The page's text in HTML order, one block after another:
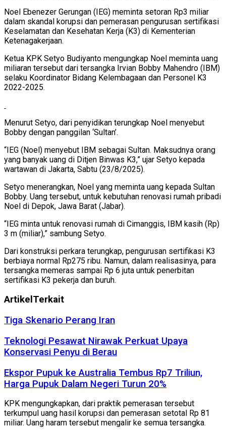
Noel Ebenezer Gerungan (IEG) meminta setoran Rp3 miliar
dalam skandal korupsi dan pemerasan pengurusan sertifikasi
Keselamatan dan Kesehatan Kerja (K3) di Kementerian
Ketenagakerjaan.
Ketua KPK Setyo Budiyanto mengungkap Noel meminta uang
miliaran tersebut dari tersangka Irvian Bobby Mahendro (IBM)
selaku Koordinator Bidang Kelembagaan dan Personel K3
2022-2025.
Menurut Setyo, dari penyidikan terungkap Noel menyebut
Bobby dengan panggilan ‘Sultan’.
“IEG (Noel) menyebut IBM sebagai Sultan. Maksudnya orang
yang banyak uang di Ditjen Binwas K3,” ujar Setyo kepada
wartawan di Jakarta, Sabtu (23/8/2025).
Setyo menerangkan, Noel yang meminta uang kepada Sultan
Bobby. Uang tersebut, untuk kebutuhan renovasi rumah pribadi
Noel di Depok, Jawa Barat (Jabar).
“IEG minta untuk renovasi rumah di Cimanggis, IBM kasih (Rp)
3 m (miliar),” sambung Setyo.
Dari konstruksi perkara terungkap, pengurusan sertifikasi K3
berbiaya normal Rp275 ribu. Namun, dalam realisasinya, para
tersangka memeras sampai Rp 6 juta untuk penerbitan
sertifikasi K3 pekerja dan buruh.
Artikel Terkait
Tiga Skenario Perang Iran
Teknologi Pesawat Nirawak Perkuat Upaya
Konservasi Penyu di Berau
Ekspor Pupuk ke Australia Tembus Rp7 Triliun,
Harga Pupuk Dalam Negeri Turun 20%
KPK mengungkapkan, dari praktik pemerasan tersebut
terkumpul uang hasil korupsi dan pemerasan setotal Rp 81
miliar. Uang haram tersebut mengalir ke semua tersangka.